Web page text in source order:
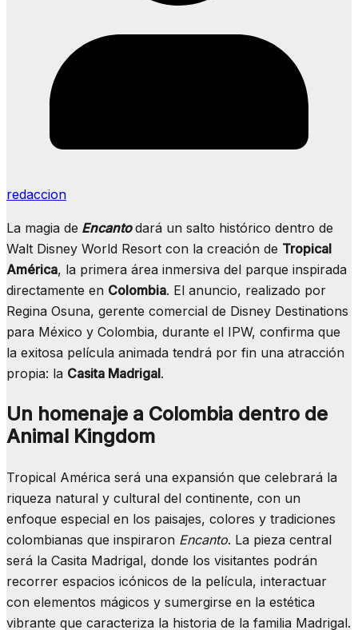
redaccion
La magia de Encanto dará un salto histórico dentro de
Walt Disney World Resort con la creación de Tropical
América, la primera área inmersiva del parque inspirada
directamente en Colombia. El anuncio, realizado por
Regina Osuna, gerente comercial de Disney Destinations
para México y Colombia, durante el IPW, confirma que
la exitosa película animada tendrá por fin una atracción
propia: la Casita Madrigal.
Un homenaje a Colombia dentro de
Animal Kingdom
Tropical América será una expansión que celebrará la
riqueza natural y cultural del continente, con un
enfoque especial en los paisajes, colores y tradiciones
colombianas que inspiraron Encanto. La pieza central
será la Casita Madrigal, donde los visitantes podrán
recorrer espacios icónicos de la película, interactuar
con elementos mágicos y sumergirse en la estética
vibrante que caracteriza la historia de la familia Madrigal.